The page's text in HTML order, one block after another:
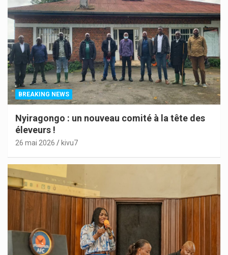
BREAKING NEWS
Nyiragongo : un nouveau comité à la tête des
éleveurs !
26 mai 2026 kivu7